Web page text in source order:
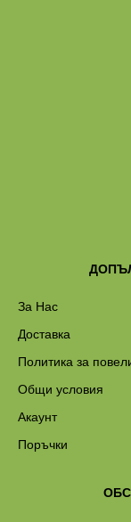
За Нас
Доставка
Политика за
Общи условия
Акаунт
Поръчки